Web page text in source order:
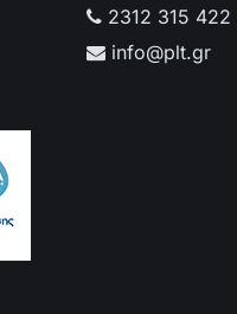
2312 315 422
info@plt.gr